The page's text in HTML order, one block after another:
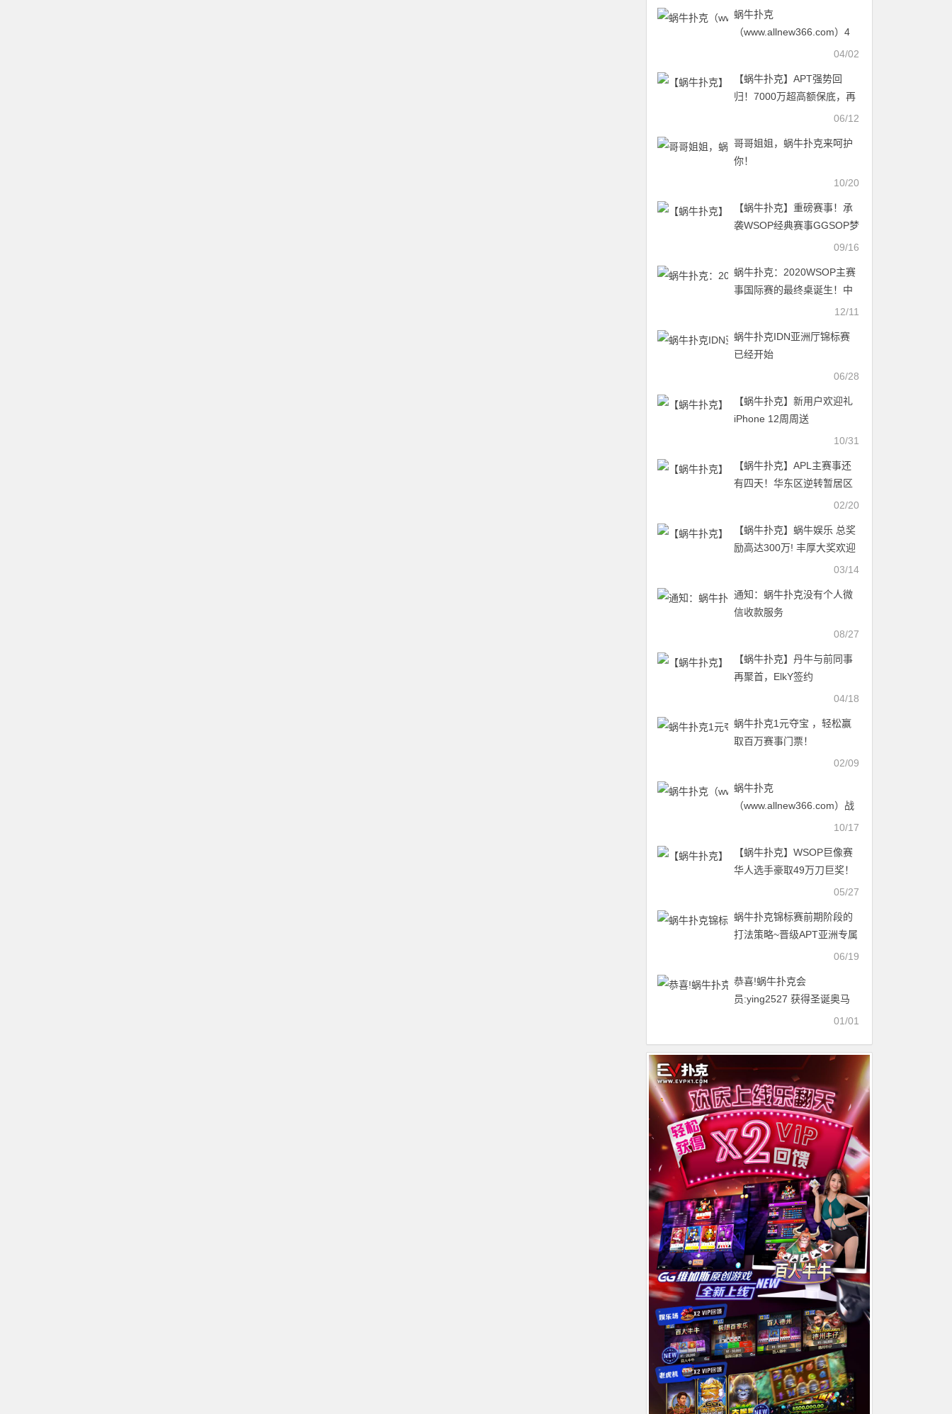
蜗牛扑克
（www.allnew366.com）4
04/02
【蜗牛扑克】APT强势回
归！7000万超高额保底，再
06/12
哥哥姐姐，蜗牛扑克来呵护
你！
10/20
【蜗牛扑克】重磅赛事！承
袭WSOP经典赛事GGSOP梦
09/16
蜗牛扑克：2020WSOP主赛
事国际赛的最终桌诞生！中
国选手孙培源排名第八！12/11
蜗牛扑克IDN亚洲厅锦标赛
已经开始
06/28
【蜗牛扑克】新用户欢迎礼
iPhone 12周周送
10/31
【蜗牛扑克】APL主赛事还
有四天！华东区逆转暂居区
域榜第一，欢庆元宵新友福
02/20
【蜗牛扑克】蜗牛娱乐 总奖
励高达300万! 丰厚大奖欢迎
03/14
通知：蜗牛扑克没有个人微
信收款服务
08/27
【蜗牛扑克】丹牛与前同事
再聚首，ElkY签约
04/18
蜗牛扑克1元夺宝 ，轻松赢
取百万赛事门票！
02/09
蜗牛扑克
（www.allnew366.com）战
力排行榜最后两天冲刺了哦
10/17
【蜗牛扑克】WSOP巨像赛
华人选手豪取49万刀巨奖！
05/27
蜗牛扑克锦标赛前期阶段的
打法策略~晋级APT亚洲专属
06/19
恭喜!蜗牛扑克会
员:ying2527 获得圣诞奥马
哈锦标赛第一名奖金35000
门票”
01/01